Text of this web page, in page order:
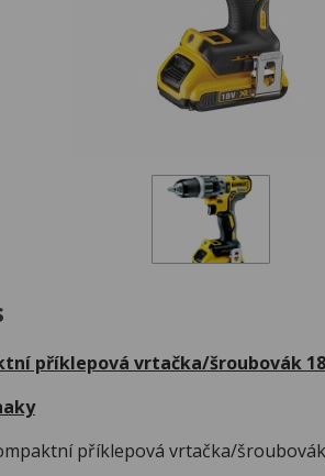
příklepová vrtačka/šroubovák
příklepová vrtačka/šroubovák